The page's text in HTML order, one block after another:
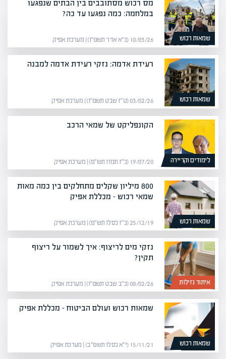
שמאות רכוש
מס רכוש מסתובבים בין הבתים שנפגעו
במלחמה: כמה נפגעו עד כה?
10/03/26 (כ״א אדר תשפ״ו) | מערכת אפיק
שמאות רכוש
רעידת אדמה: נזקי רעידת אדמה למבנה
03/02/26 (ט״ז שבט תשפ״ו) | מערכת אפיק
לימודים וקריירה
הקונפליקט של שמאי הרכב
19/07/20 (כ״ז תמוז תש״פ) | מערכת אפיק
שמאות רכוש
800 מיליון שקלים מתחלקים בין כמה מאות
שמאי רכוש – מכללת אפיק
25/12/19 (כ״ז כסלו תש״פ) | מערכת אפיק
איתור נזילות
נזקי מים לריצוף: איך לשמור על ריצוף
תקין?
08/02/26 (כ״ב שבט תשפ״ו) | מערכת אפיק
שמאות רכוש
שמאות רכוש ועולם הביטוח – מכללת אפיק
15/11/21 (י״א כסלו תשפ״ב) | מערכת אפיק